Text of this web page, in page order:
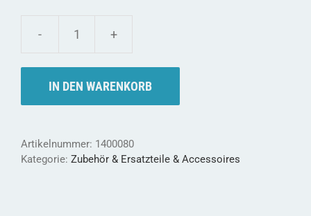
Softub
zusammenklappbar
IN DEN WARENKORB
Artikelnummer: 1400080
Kategorie: Zubehör & Ersatzteile & Accessoires